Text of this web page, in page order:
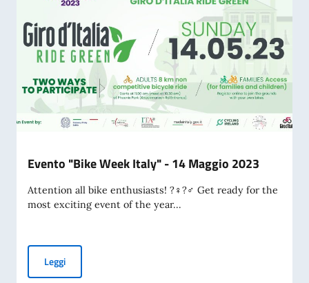
Evento "Bike Week Italy" - 14 Maggio 2023
Attention all bike enthusiasts! ?‍♀️?‍♂️ Get ready for the
most exciting event of the year...
LeggiEvento "Bike Week Italy" - 14 Maggio 2023